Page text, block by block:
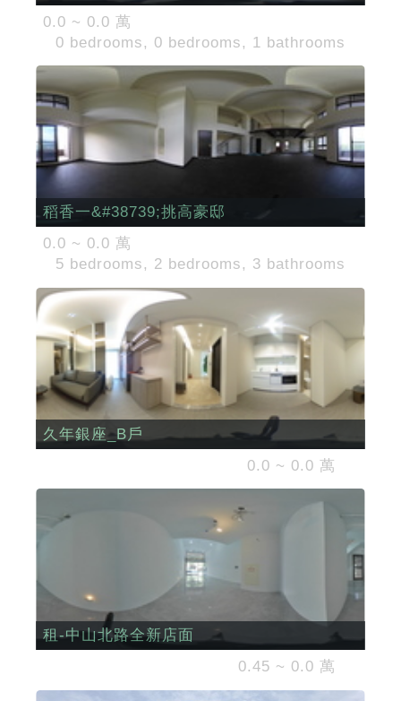
0.0 ~ 0.0 萬
0 bedrooms, 0 bedrooms, 1 bathrooms
稻香一&#38739;挑高豪邸
0.0 ~ 0.0 萬
5 bedrooms, 2 bedrooms, 3 bathrooms
久年銀座_B戶
0.0 ~ 0.0 萬
租-中山北路全新店面
0.45 ~ 0.0 萬